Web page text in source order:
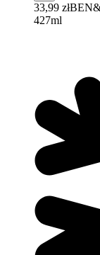
33,99 zł
427ml